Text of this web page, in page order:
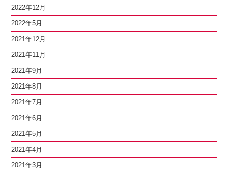
2022年12月
2022年5月
2021年12月
2021年11月
2021年9月
2021年8月
2021年7月
2021年6月
2021年5月
2021年4月
2021年3月